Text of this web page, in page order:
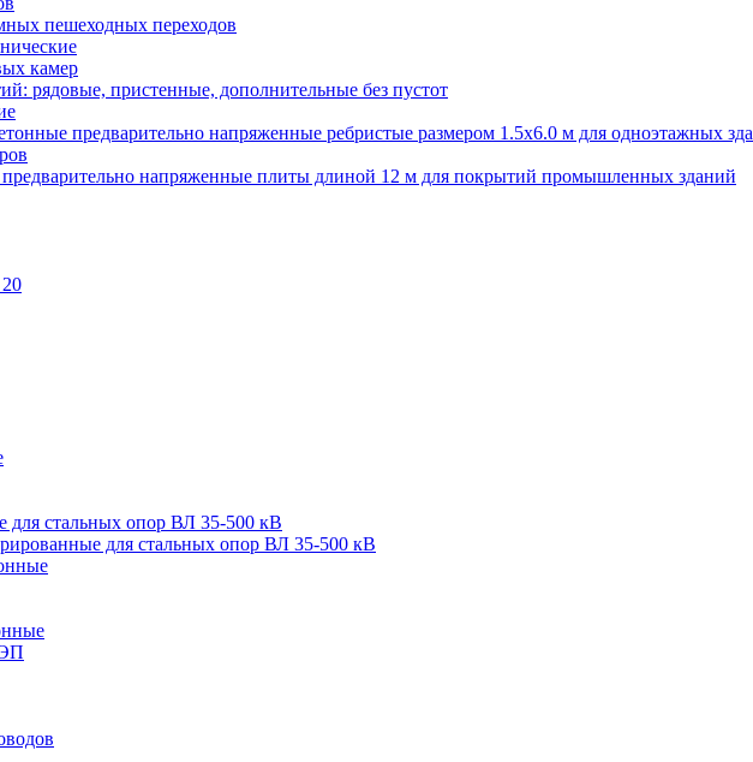
пешеходных переходов
камер
рядовые, пристенные, дополнительные без пустот
предварительно напряженные ребристые размером 1.5х6.0 м для одноэтажных
напряженные плиты длиной 12 м для покрытий промышленных зданий
стальных опор ВЛ 35-500 кВ
для стальных опор ВЛ 35-500 кВ